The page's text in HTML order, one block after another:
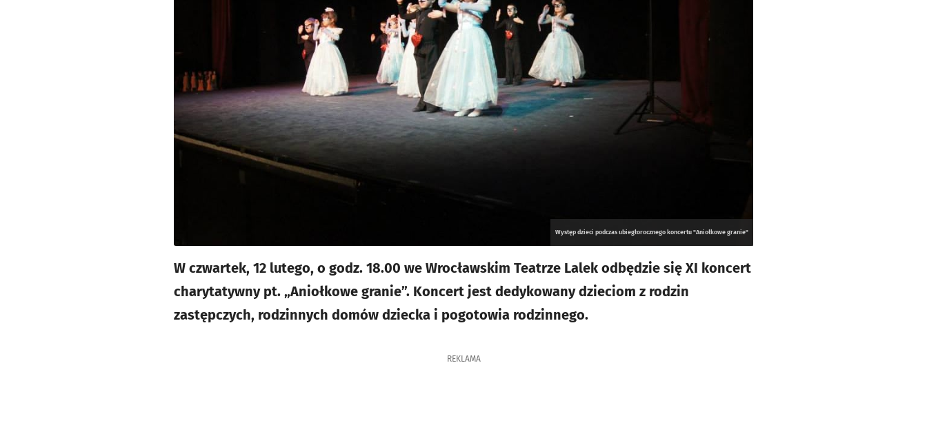
Występ dzieci podczas ubiegłorocznego koncertu "Aniołkowe granie"
W czwartek, 12 lutego, o godz. 18.00 we Wrocławskim Teatrze Lalek odbędzie się XI koncert
charytatywny pt. „Aniołkowe granie”. Koncert jest dedykowany dzieciom z rodzin
zastępczych, rodzinnych domów dziecka i pogotowia rodzinnego.
REKLAMA